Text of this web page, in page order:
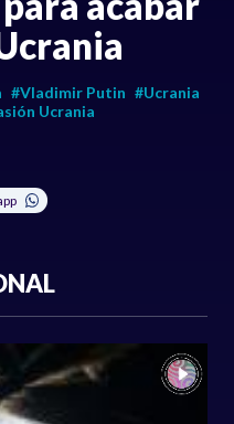
#Vladimir Putin #Ucrania
Ucrania